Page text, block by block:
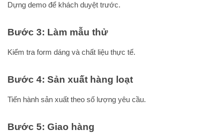
Dựng demo để khách duyệt trước.
Bước 3: Làm mẫu thử
Kiểm tra form dáng và chất liệu thực tế.
Bước 4: Sản xuất hàng loạt
Tiến hành sản xuất theo số lượng yêu cầu.
Bước 5: Giao hàng